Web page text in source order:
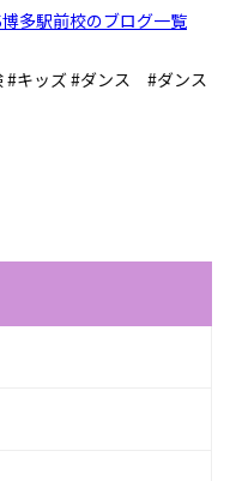
博多駅前校のブログ一覧
#キッズ #ダンス #ダンス